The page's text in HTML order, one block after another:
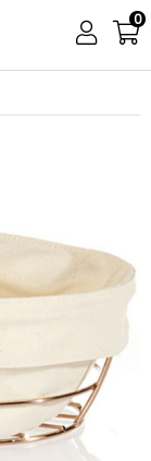
0